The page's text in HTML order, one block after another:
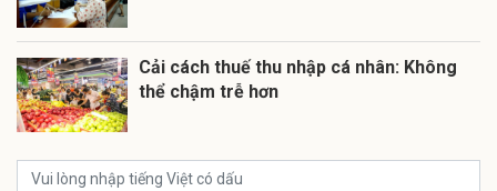
Cải cách thuế thu nhập cá nhân: Không
thể chậm trễ hơn